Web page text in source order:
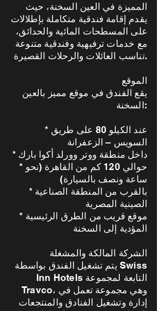
المميزة في العين السخنة، حيث
يقدم إقامة فندقية متكاملة بإطلالات
على المسطحات المائية والحدائق،
مع خدمات ترفيهية وفندقية متنوعة
تناسب العائلات والرحلات القصيرة.
الموقع
يقع الفندق في موقع مميز بالعين
السخنة:
* عند الكيلو 80 على طريق
السويس – الزعفرانة
* داخل منطقة ووتر وورلد أكوا بارك
* حوالي 120 كم من القاهرة (نحو
ساعة ونصف بالسيارة)
* بالقرب من المنطقة الصناعية
الصينية المصرية
* موقع قريب من الطرق الرئيسية
المؤدية إلى السخنة
الشركة المالكة والمشغلة
يتم تشغيل الفندق بواسطة Swiss
Inn Hotels التابعة لمجموعة
Travco، وهي مجموعة تعمل في
إدارة وتشغيل الفنادق والمنتجعات